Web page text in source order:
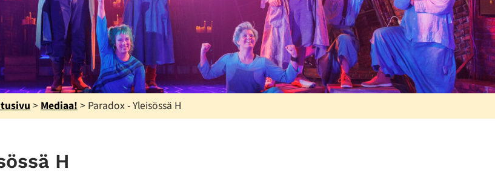
> Mediaa!> Paradox - Yleisössä H
H